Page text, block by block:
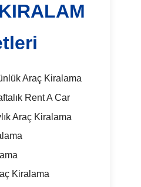
Araç Kiralama
Rent A Car
Araç Kiralama
Kiralama